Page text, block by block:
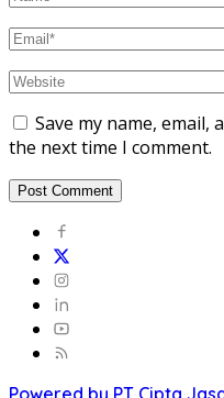
Save my name,
the next time I comment.